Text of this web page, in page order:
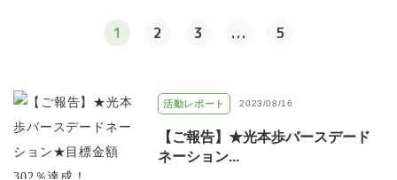
1 2 3 ... 5
活動レポート 2023/08/16
【ご報告】★光本歩バースデード
ネーション...